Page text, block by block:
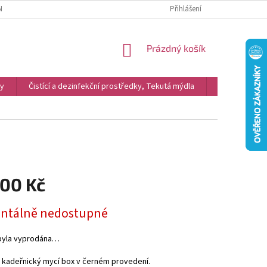
PODMÍNKY OCHRANY OSOBNÍCH ÚDAJŮ A COOKIES
Přihlášení
NÁKUPNÍ
Prázdný košík
Čistící a dezinfekční prostředky, Tekutá mýdla
Kosmetika
Kč
nedostupné
vyprodána…
mycí box v černém provedení.